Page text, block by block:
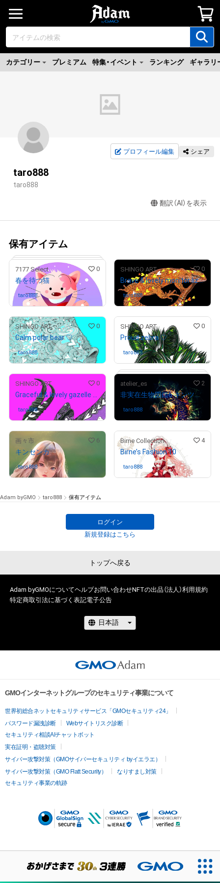
カテゴリー プレミアム 特集・イベント ランキング ギャラリ
プロフィール編集 シェア
taro888
taro888
翻訳（AI）を表示
保有アイテム
# 474/8980
7177 Select 0
春を待つ猫
taro888さんが保有中
SHINGO ART 0
Brave & lovely monitor lizard ♡
taro888さんが保有中
SHINGO ART 0
Calm polar bear ♡
taro888さんが保有中
SHINGO ART 0
Proud zebra ♡
taro888さんが保有中
SHINGO ART 0
Graceful & lovely gazelle ♡
taro888さんが保有中
# 9/10
atelier_es 2
非実在生物図鑑6 キンツギトカゲ
taro888 さんが保有中
画々市 6
キンセンカ
taro888さんが保有中
Birne Collection 4
Birne’s Fashion 10
taro888 さんが保有中
Adam byGMO taro888 保有アイテム
ログイン
新規登録はこちら
トップへ戻る
Adam byGMOについてヘルプお問い合わせNFTの出品（法人）利用規約
特定商取引法に基づく表記電子公告
GMOインターネットグループのセキュリティ事業について
世界初総合ネットセキュリティサービス「GMOセキュリティ24」
パスワード漏洩診断
Webサイトリスク診断
セキュリティ相談AIチャットボット
実在証明・盗聴対策
サイバー攻撃対策（GMOサイバーセキュリティ byイエラエ）
サイバー攻撃対策（GMO Flatt Security）
なりすまし対策
セキュリティ事業の軌跡